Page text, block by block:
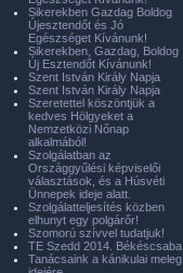
Sikerekben Gazdag Boldog
Újesztendőt és Jó
Egészséget Kívánunk!
Sikerekben, Gazdag, Boldog
Új Esztendőt Kívánunk!
Szent István Király Napja
Szent István Király Napja
Szeretettel köszöntjük a
kedves Hölgyeket a
Nemzetközi Nőnap
alkalmából!
Szolgálatban az
Országgyűlési képviselői
választások, és a Húsvéti
Ünnepek ideje alatt.
Szolgálatteljesítés közben
elhunyt egy polgárőr!
Szomorú szívvel tudatjuk!
TE Szedd 2014. Békéscsaba
Tanácsaink a kánikulai meleg